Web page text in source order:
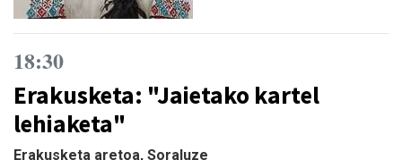
18:30
Erakusketa: "Jaietako kartel
lehiaketa"
Erakusketa aretoa, Soraluze